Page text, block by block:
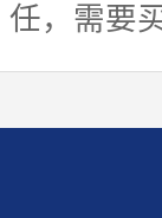
任，需要